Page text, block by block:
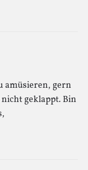
amüsieren, gern
geklappt. Bin